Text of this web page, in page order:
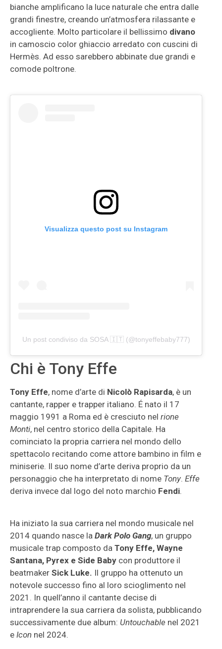
bianche amplificano la luce naturale che entra dalle
grandi finestre, creando un’atmosfera rilassante e
accogliente. Molto particolare il bellissimo divano
in camoscio color ghiaccio arredato con cuscini di
Hermès. Ad esso sarebbero abbinate due grandi e
comode poltrone.
Visualizza questo post su Instagram
Un post condiviso da SOSA 🇮🇹 (@tonyeffebaby777)
Chi è Tony Effe
Tony Effe, nome d’arte di Nicolò Rapisarda, è un
cantante, rapper e trapper italiano. É nato il 17
maggio 1991 a Roma ed è cresciuto nel rione
Monti, nel centro storico della Capitale. Ha
cominciato la propria carriera nel mondo dello
spettacolo recitando come attore bambino in film e
miniserie. Il suo nome d’arte deriva proprio da un
personaggio che ha interpretato di nome Tony. Effe
deriva invece dal logo del noto marchio Fendi.
Ha iniziato la sua carriera nel mondo musicale nel
2014 quando nasce la Dark Polo Gang, un gruppo
musicale trap composto da Tony Effe, Wayne
Santana, Pyrex e Side Baby con produttore il
beatmaker Sick Luke. Il gruppo ha ottenuto un
notevole successo fino al loro scioglimento nel
2021. In quell’anno il cantante decise di
intraprendere la sua carriera da solista, pubblicando
successivamente due album: Untouchable nel 2021
e Icon nel 2024.